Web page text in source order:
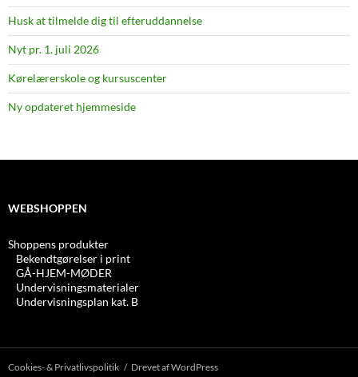
Husk at tilmelde dig til efteruddannelse
Nyt pr. 1. juli 2026
Kørelærerskole og kursuscenter
Ny opdateret hjemmeside
WEBSHOPPEN
Shoppens produkter
Bekendtgørelser i print
GÅ-HJEM-MØDER
Undervisningsmaterialer
Undervisningsplan kat. B
Cookies- & Privatlivspolitik Drevet af WordPress